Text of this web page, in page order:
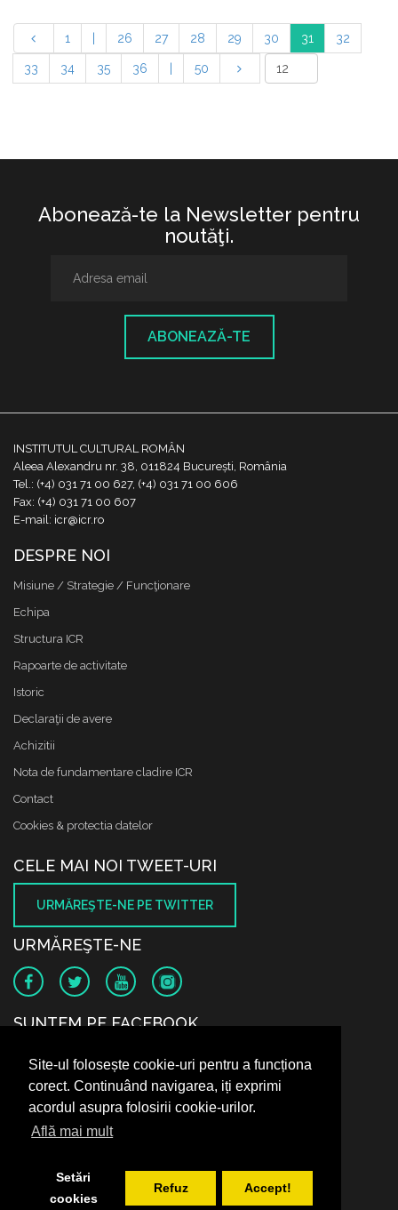
Site-ul folosește cookie-uri pentru a funcționa
corect. Continuând navigarea, iți exprimi
acordul asupra folosirii cookie-urilor.
Află mai mult
Setări
cookies
Refuz Accept!
1 26 27 28 29 30 31 32
33 34 35 36 50
Abonează-te la Newsletter pentru
noutăţi.
ABONEAZĂ-TE
INSTITUTUL CULTURAL ROMÂN
Aleea Alexandru nr. 38, 011824 București, România
Tel.: (+4) 031 71 00 627, (+4) 031 71 00 606
Fax: (+4) 031 71 00 607
E-mail: icr@icr.ro
DESPRE NOI
Misiune / Strategie / Funcţionare
Echipa
Structura ICR
Rapoarte de activitate
Istoric
Declaraţii de avere
Achizitii
Nota de fundamentare cladire ICR
Contact
Cookies & protectia datelor
CELE MAI NOI TWEET-URI
URMĂREŞTE-NE PE TWITTER
URMĂREŞTE-NE
SUNTEM PE FACEBOOK